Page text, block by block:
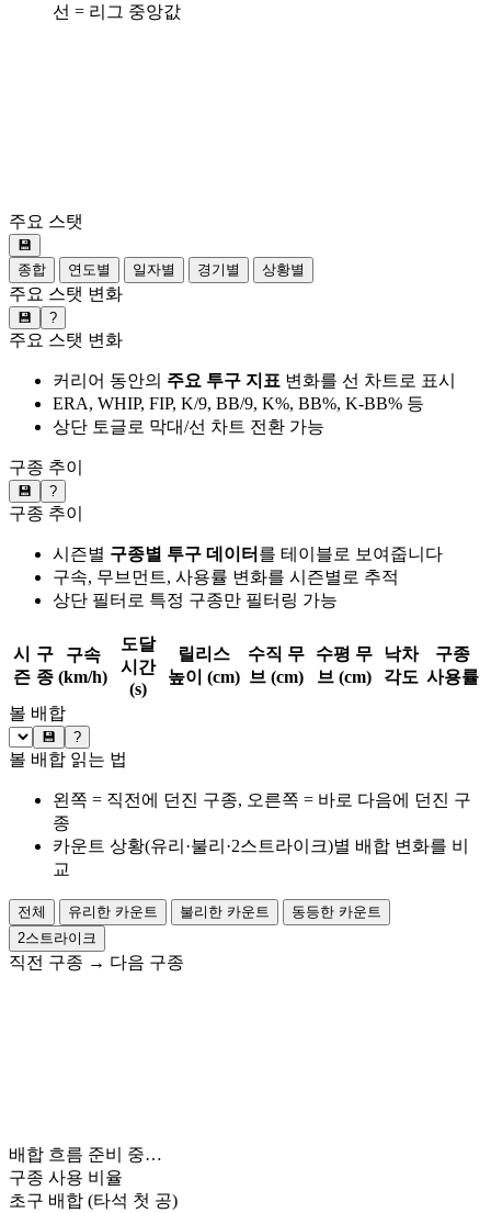
선 = 리그 중앙값
주요 스탯
💾
종합
연도별 일자별 경기별 상황별
주요 스탯 변화
💾 ?
주요 스탯 변화
커리어 동안의 주요 투구 지표 변화를 선 차트로 표시
ERA, WHIP, FIP, K/9, BB/9, K%, BB%, K-BB% 등
상단 토글로 막대/선 차트 전환 가능
구종 추이
💾 ?
구종 추이
시즌별 구종별 투구 데이터 를 테이블로 보여줍니다
구속, 무브먼트, 사용률 변화를 시즌별로 추적
상단 필터로 특정 구종만 필터링 가능
시
즌
구
종
구속
(km/h)
도달
시간
(s)
릴리스
높이 (cm)
수직 무
브 (cm)
수평 무
브 (cm)
낙차
각도
구종
사용률
볼 배합
💾 ?
볼 배합 읽는 법
왼쪽 = 직전에 던진 구종, 오른쪽 = 바로 다음에 던진 구
종
카운트 상황(유리·불리·2스트라이크)별 배합 변화를 비
교
전체 유리한 카운트 불리한 카운트
동등한 카운트
2스트라이크
직전 구종 → 다음 구종
배합 흐름 준비 중…
구종 사용 비율
초구 배합 (타석 첫 공)